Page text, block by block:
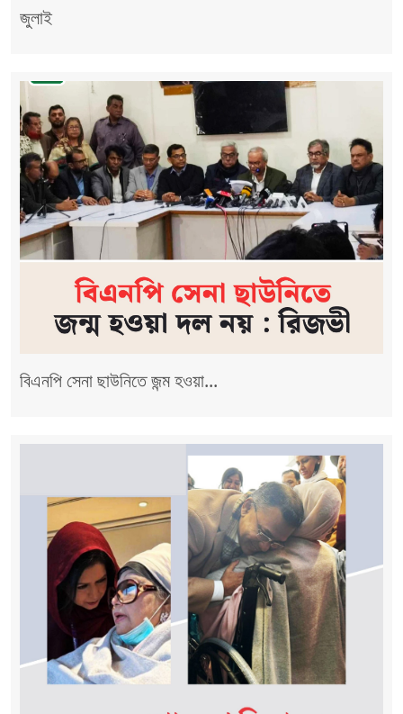
জুলাই
বিএনপি সেনা ছাউনিতে জন্ম হওয়া...